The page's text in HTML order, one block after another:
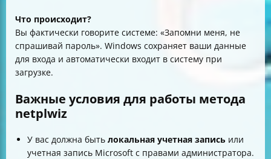
Что происходит?
Вы фактически говорите системе: «Запомни меня, не
спрашивай пароль». Windows сохраняет ваши данные
для входа и автоматически входит в систему при
загрузке.
Важные условия для работы метода
netplwiz
У вас должна быть локальная учетная запись или
учетная запись Microsoft с правами администратора.